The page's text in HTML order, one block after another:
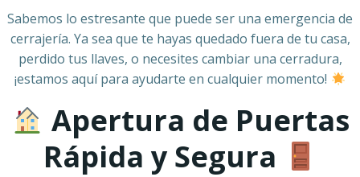
Sabemos lo estresante que puede ser una emergencia de
cerrajería. Ya sea que te hayas quedado fuera de tu casa,
perdido tus llaves, o necesites cambiar una cerradura,
¡estamos aquí para ayudarte en cualquier momento!
Apertura de Puertas
Rápida y Segura